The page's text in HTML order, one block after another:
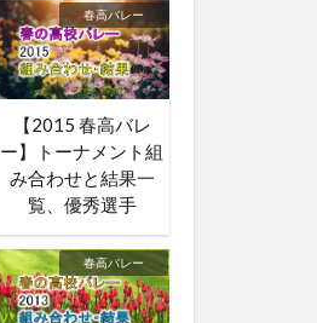
春高バレー
【2015 春高バレ
ー】トーナメント組
み合わせと結果一
覧、優秀選手
春高バレー